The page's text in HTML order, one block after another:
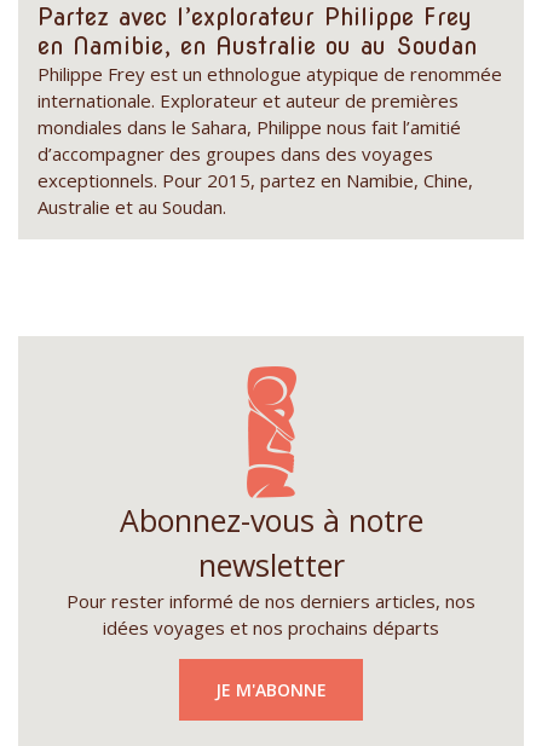
Partez avec l’explorateur Philippe Frey
en Namibie, en Australie ou au Soudan
Philippe Frey est un ethnologue atypique de renommée
internationale. Explorateur et auteur de premières
mondiales dans le Sahara, Philippe nous fait l’amitié
d’accompagner des groupes dans des voyages
exceptionnels. Pour 2015, partez en Namibie, Chine,
Australie et au Soudan.
Abonnez-vous à notre
newsletter
Pour rester informé de nos derniers articles, nos
idées voyages et nos prochains départs
JE M'ABONNE